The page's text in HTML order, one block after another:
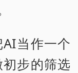
当作一个
步的筛选